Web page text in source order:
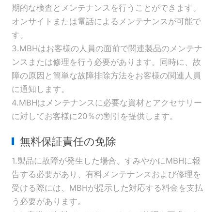
期的な検査とメンテナンスを行うことができます。
オンサイトまたは電話によるメンテナンスが可能で
す。
3.MBHはお客様の人員の面前で関連製品のメンテナ
ンスまたは修理を行う必要があります。同時に、故
障の原因と簡単な故障排除方法をお客様の関連人員
に通知します。
4.MBHはメンテナンスに必要な資材とアクセサリー
に対してお客様に20％の割引を提供します。
無料保証責任の免除
1.製品に故障が発生した場合、すみやかにMBHに報
告する必要があり、有料メンテナンスおよび修理を
受ける際には、MBHが提示した対応する料金を支払
う必要があります。